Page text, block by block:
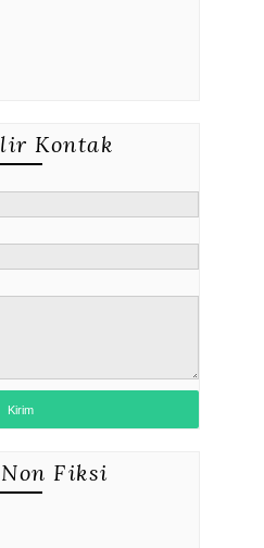
Kontak
Fiksi